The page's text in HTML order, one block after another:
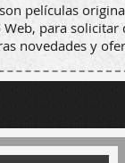
películas
para solicitar
novedades y